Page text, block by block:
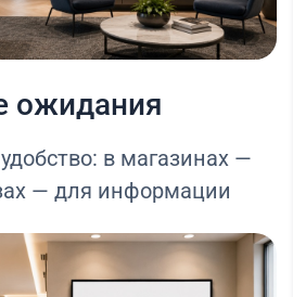
ожидания
в магазинах —
— для информации